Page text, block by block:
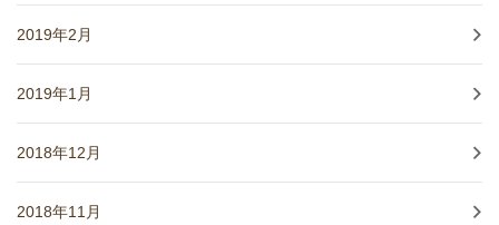
2019年2月
2019年1月
2018年12月
2018年11月